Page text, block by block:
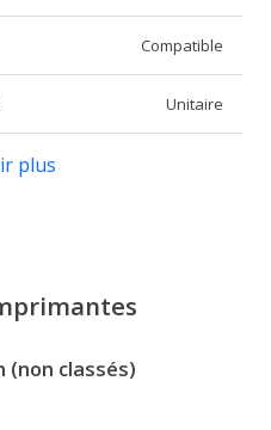
Compatible
Unitaire
plus
(non classés)